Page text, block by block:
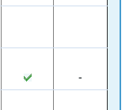
-